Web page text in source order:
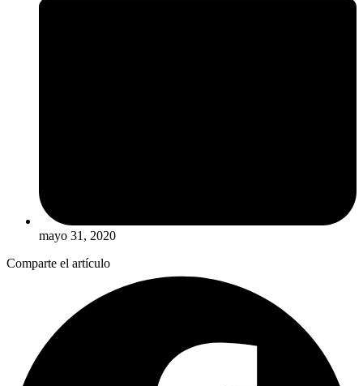
mayo 31, 2020
Comparte el artículo